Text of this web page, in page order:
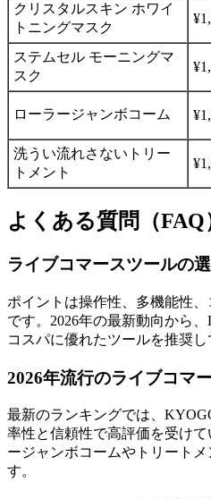
クリスタルスキン ホワイ
トニングマスク
ステムセル モーニングマ
スク
ローラージャンボコーム
洗うい流れさないトリー
トメント
よくある質問（FAQ
ライブコマースツールの
ポイントは操作性、多機能性
です。2026年の最新動向から
コスパに優れたツールを推奨し
2026年流行のライブコマ
最新のランキングでは、
率性と信頼性で高評価を受け
ージャンボコームやトリート
す。